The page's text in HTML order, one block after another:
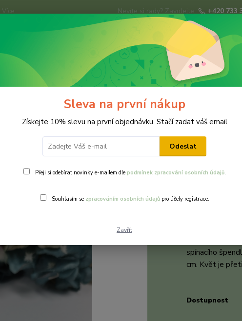
Více Nevíte si rady? Zavolejte. +420 733
Brož se
opravdu
snaží
spínacího
cm. Květ je
Dostupnost
Sleva na první nákup
Získejte 10% slevu na první objednávku. Stačí zadat váš email
Odeslat
Přeji si odebírat novinky e-mailem dle podmínek zpracování osobních údajů.
Souhlasím se zpracováním osobních údajůpro účely registrace.
Zavřít